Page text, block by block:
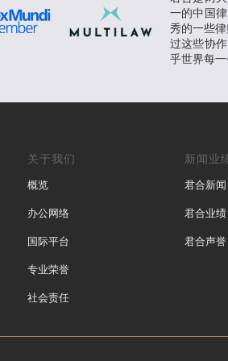
一的中国
秀的一些
过这些协
乎世界每一
关于我们
概览
办公网络
国际平台
专业荣誉
社会责任
新闻业
君合新闻
君合业绩
君合声誉